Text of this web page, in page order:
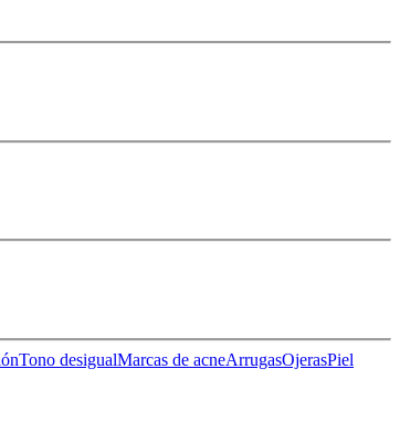
Tono desigualMarcas de acneArrugasOjerasPiel